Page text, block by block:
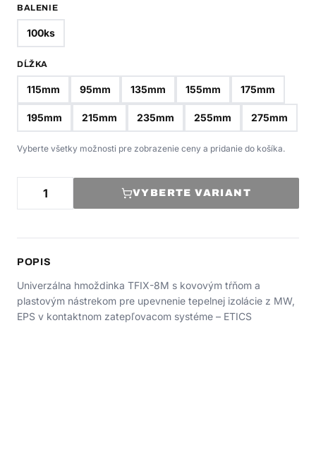
BALENIE
100ks
DĹŽKA
115mm 95mm 135mm 155mm 175mm
195mm 215mm 235mm 255mm 275mm
Vyberte všetky možnosti pre zobrazenie ceny a pridanie do košíka.
VYBERTE VARIANT
POPIS
Univerzálna hmoždinka TFIX-8M s kovovým tŕňom a
plastovým nástrekom pre upevnenie tepelnej izolácie z MW,
EPS v kontaktnom zatepľovacom systéme – ETICS